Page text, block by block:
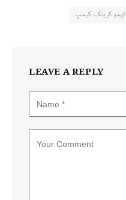
ڈیمو کریٹک کیمپ
LEAVE A REPLY